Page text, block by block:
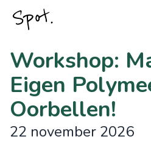
Workshop:
Eigen
Oorbellen!
22 november 2026